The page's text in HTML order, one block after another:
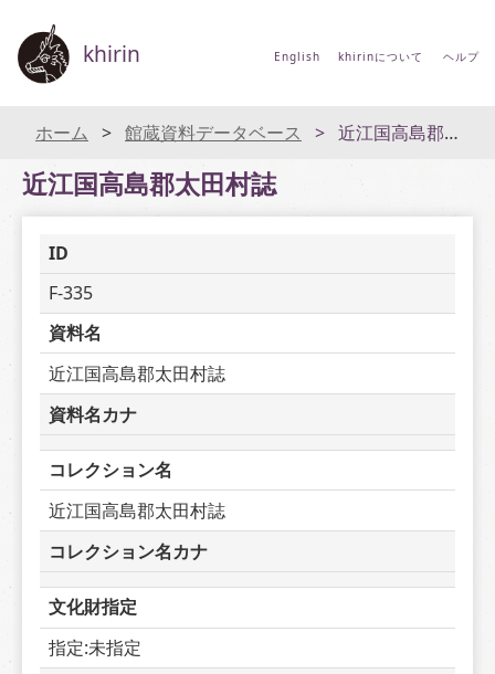
khirin English khirinについて ヘルプ
ホーム 館蔵資料データベース 近江国高島郡太田村誌
近江国高島郡太田村誌
ID
F-335
資料名
近江国高島郡太田村誌
資料名カナ
コレクション名
近江国高島郡太田村誌
コレクション名カナ
文化財指定
指定:未指定